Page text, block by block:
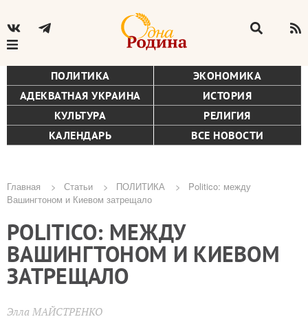
ПОЛИТИКА
ЭКОНОМИКА
АДЕКВАТНАЯ УКРАИНА
ИСТОРИЯ
КУЛЬТУРА
РЕЛИГИЯ
КАЛЕНДАРЬ
ВСЕ НОВОСТИ
Строка
навигации
Главная Статьи ПОЛИТИКА
Politico: между
Вашингтоном и Киевом затрещало
POLITICO: МЕЖДУ
ВАШИНГТОНОМ И КИЕВОМ
ЗАТРЕЩАЛО
Элла МАЙСТРЕНКО